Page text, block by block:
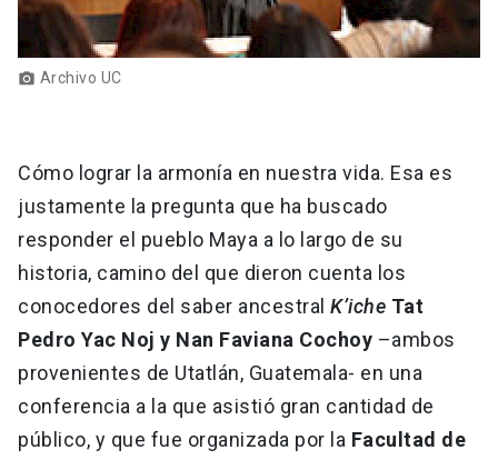
photo_camera Archivo UC
Cómo lograr la armonía en nuestra vida. Esa es
justamente la pregunta que ha buscado
responder el pueblo Maya a lo largo de su
historia, camino del que dieron cuenta los
conocedores del saber ancestral K’iche Tat
Pedro Yac Noj y Nan Faviana Cochoy –ambos
provenientes de Utatlán, Guatemala- en una
conferencia a la que asistió gran cantidad de
público, y que fue organizada por la Facultad de